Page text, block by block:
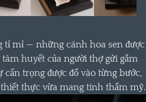
tỉ mỉ — những cánh hoa sen được
huyết của người thợ gửi gắm
trọng được đổ vào từng bước,
thực vừa mang tính thẩm mỹ.